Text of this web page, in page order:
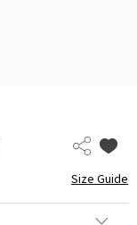
Size Guide